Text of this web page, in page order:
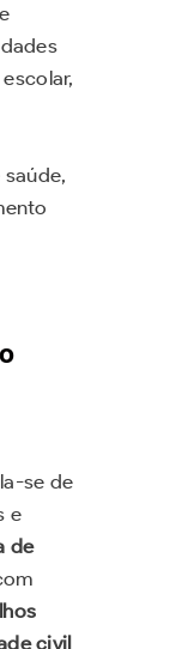
se de
e
de
civil